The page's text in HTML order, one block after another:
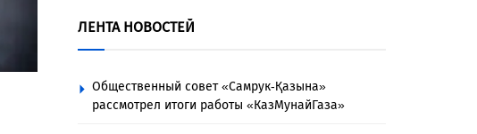
ЛЕНТА НОВОСТЕЙ
Общественный совет «Самрук-Қазына»
рассмотрел итоги работы «КазМунайГаза»